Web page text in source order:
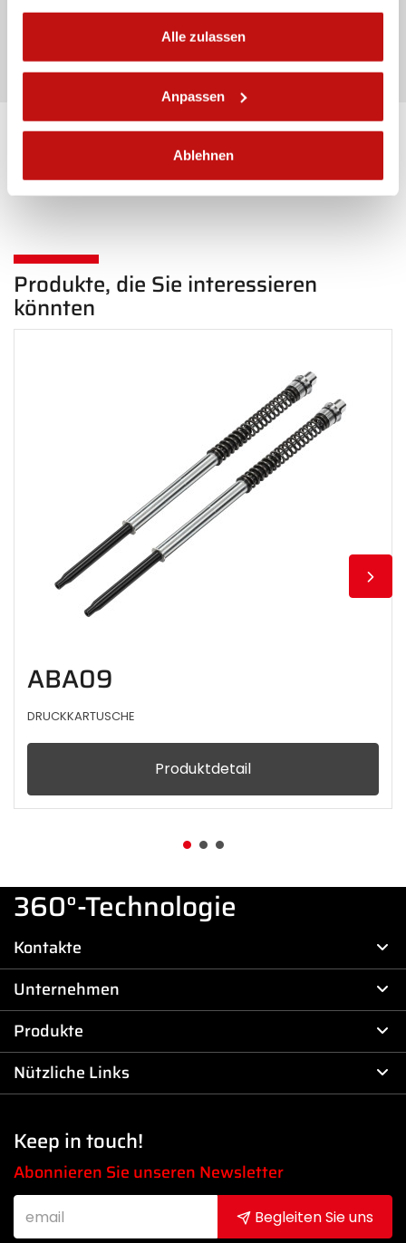
Alle zulassen
Anpassen
Ablehnen
Zurück Vorderseite
Produkte, die Sie interessieren
könnten
ABA09
DRUCKKARTUSCHE
Produktdetail
360°-Technologie
Kontakte
Unternehmen
Produkte
Nützliche Links
Keep in touch!
Abonnieren Sie unseren Newsletter
Begleiten Sie uns